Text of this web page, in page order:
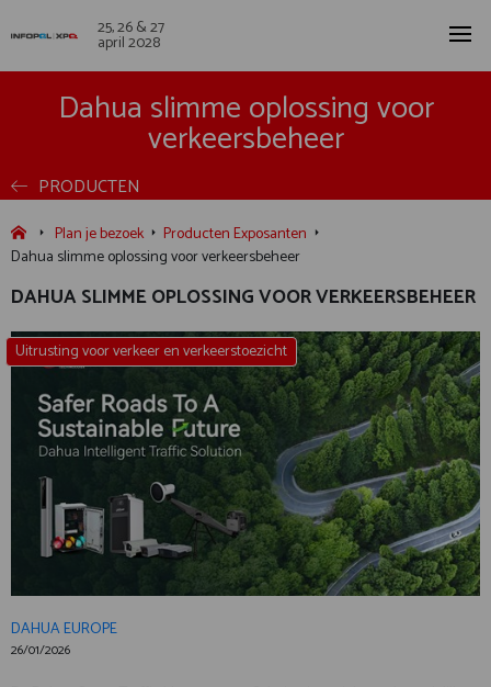
25, 26 & 27
april 2028
Dahua slimme oplossing voor
verkeersbeheer
PRODUCTEN
Plan je bezoek
Producten Exposanten
Dahua slimme oplossing voor verkeersbeheer
DAHUA SLIMME OPLOSSING VOOR VERKEERSBEHEER
Uitrusting voor verkeer en verkeerstoezicht
DAHUA EUROPE
26/01/2026